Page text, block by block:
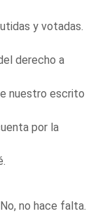
y votadas.
derecho a
nuestro escrito
por la
no hace falta.